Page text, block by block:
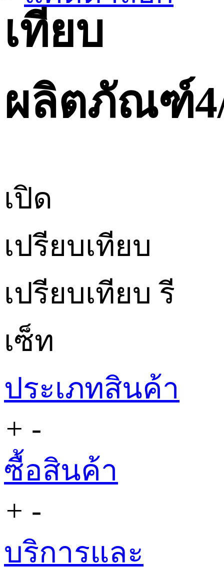
เทียบ
ผลิตภัณฑ์
เปิด
เปรียบเทียบ
เปรียบเทียบรี
เซ็ท
ประเภทสินค้า
+ -
ซื้อสินค้า
+ -
บริการและ